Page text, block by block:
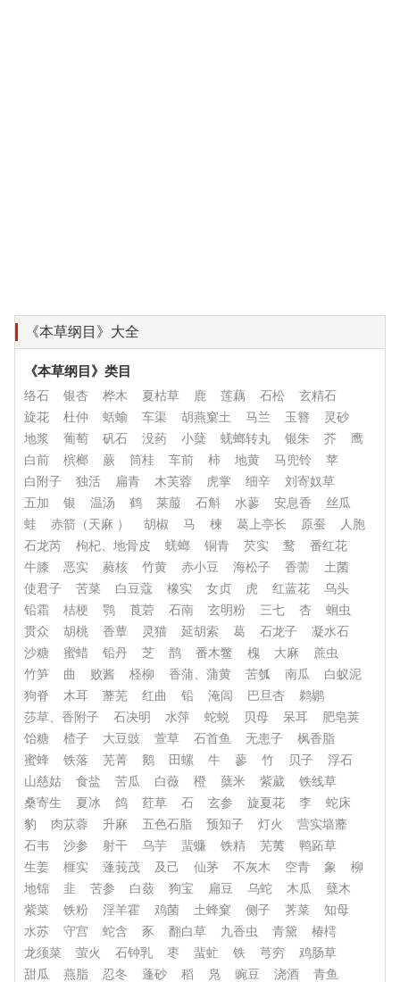
《本草纲目》大全
《本草纲目》类目
络石 银杏 桦木 夏枯草 鹿 莲藕 石松
玄精石
旋花
杜仲 蛞蝓 车渠 胡燕窠土 马兰 玉簪
灵砂
地浆
葡萄 矾石 没药 小蘖 蜣螂转丸 银朱 芥
鹰
白前
槟榔 蕨 筒桂 车前 柿 地黄 马兜铃
苹
白附子
独活 扁青 木芙蓉 虎掌 细辛
刘寄奴草
五加
银 温汤 鹤 莱菔 石斛 水蓼 安息香
丝瓜
蛙
赤箭（天麻 ） 胡椒 马 楝 葛上亭长 原蚕
人胞
石龙芮
枸杞、地骨皮 蜣螂 铜青 芡实 鹜
番红花
牛膝
恶实 蕤核 竹黄 赤小豆 海松子 香薷
土菌
使君子
苦菜 白豆蔻 橡实 女贞 虎 红蓝花
乌头
铅霜
桔梗 鹗 莨菪 石南 玄明粉 三七 杏
蛔虫
贯众
胡桃 香蕈 灵猫 延胡索 葛 石龙子
凝水石
沙糖
蜜蜡 铅丹 芝 鹊 番木鳖 槐 大麻
蔗虫
竹笋
曲 败酱 柽柳 香蒲、蒲黄 苦瓠 南瓜
白蚁泥
狗脊
木耳 蘼芜 红曲 铅 淹闾 巴旦杏
鹈鹕
莎草、香附子
石决明 水萍 蛇蜕 贝母 呆耳
肥皂荚
饴糖
楂子 大豆豉 萱草 石首鱼 无患子
枫香脂
蜜蜂
铁落 芜菁 鹅 田螺 牛 蓼 竹 贝子
浮石
山慈姑
食盐 苦瓜 白薇 橙 蘖米 紫葳
铁线草
桑寄生
夏冰 鸽 荭草 石 玄参 旋夏花 李
蛇床
豹
肉苁蓉 升麻 五色石脂 预知子 灯火
营实墙蘼
石韦
沙参 射干 乌芋 蜚蠊 铁精 芜荑
鸭跖草
生姜
榧实 蓬莪茂 及己 仙茅 不灰木 空青 象
柳
地锦
韭 苦参 白蔹 狗宝 扁豆 乌蛇 木瓜
蘖木
紫菜
铁粉 淫羊霍 鸡菌 土蜂窠 侧子 荠菜
知母
水苏
守宫 蛇含 豕 翻白草 九香虫 青黛
椿樗
龙须菜
萤火 石钟乳 枣 蜚虻 铁 芎穷
鸡肠草
甜瓜
燕脂 忍冬 蓬砂 稻 凫 豌豆 浇酒
青鱼